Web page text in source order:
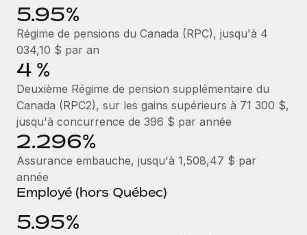
Contrôles d’antécédents
Simplifiez vos processus de présélection des
candidats
Remote Watchtower
Gardez un temps d’avance sur les risques en
matière de conformité
Gestion des appareils
Achetez et suivez vos équipements informatiques
dans le monde entier
Création d’entité
l’IA
ÉTUDES DE CAS
Obtenir de l’aide
Voir toutes les ressources
Paie multipays
EOR et PEO
Gestion des freelances
Taxes
Explorer le blog
5.95%
Régime de pensions du Canada (RPC), jusqu'à 4
034,10 $ par an
4 %
Deuxième Régime de pension supplémentaire du
Canada (RPC2), sur les gains supérieurs à 71 300 $,
jusqu'à concurrence de 396 $ par année
2.296%
Assurance embauche, jusqu'à 1,508,47 $ par
année
Employé (hors Québec)
5.95%